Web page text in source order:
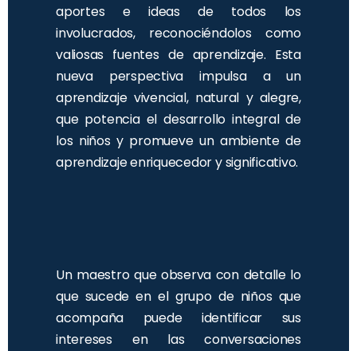
aportes e ideas de todos los
involucrados, reconociéndolos como
valiosas fuentes de aprendizaje. Esta
nueva perspectiva impulsa a un
aprendizaje vivencial, natural y alegre,
que potencia el desarrollo integral de
los niños y promueve un ambiente de
aprendizaje enriquecedor y significativo.
Un maestro que observa con detalle lo
que sucede en el grupo de niños que
acompaña puede identificar sus
intereses en las conversaciones